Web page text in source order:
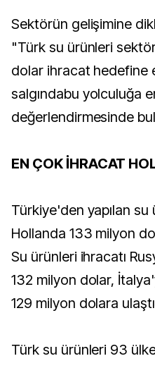
Sektörün gelişimine
"Türk su ürünleri
dolar ihracat hedefine
salgındabu yolculuğa
değerlendirmesinde
EN ÇOK İHRACAT
Türkiye'den yapılan su
Hollanda 133 milyon
Su ürünleri ihracatı
132 milyon dolar,
129 milyon dolara
Türk su ürünleri 93